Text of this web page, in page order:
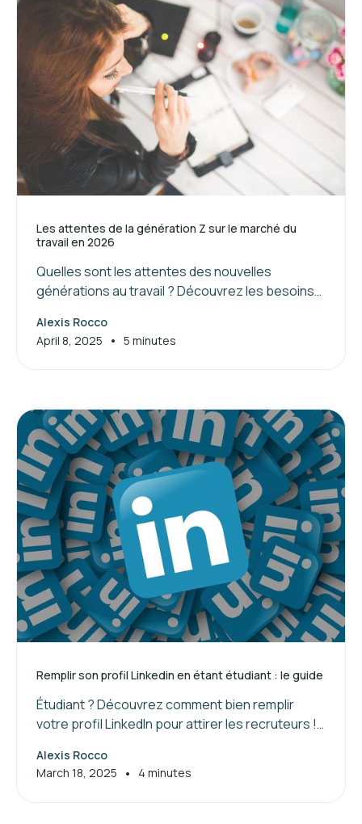
Les attentes de la génération Z sur le marché du
travail en 2026
Quelles sont les attentes des nouvelles
générations au travail ? Découvrez les besoins
manager ces jeunes talents.
Alexis Rocco
April 8, 2025
• 5 minutes
Remplir son profil Linkedin en étant étudiant : le guide
Étudiant ? Découvrez comment bien remplir
votre profil LinkedIn pour attirer les recruteurs !
compétences et booster votre réseau.
Alexis Rocco
March 18, 2025
• 4 minutes